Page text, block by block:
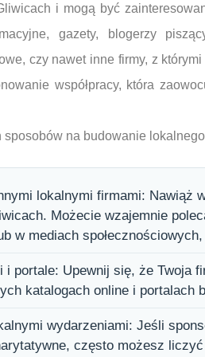
i mogą być
gazety, blogerzy
czy nawet inne firmy, z
współpracy, która
sposobów na budowanie
lokalnymi firmami: Nawiąż
Możecie wzajemnie
w mediach
i portale: Upewnij się, że Twoja
katalogach online i portalach
wydarzeniami: Jeśli
często możesz